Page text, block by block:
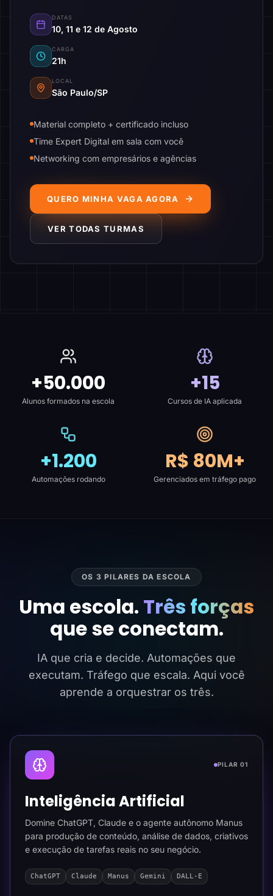
DATAS
10, 11 e 12 de Agosto
CARGA
21h
LOCAL
São Paulo/SP
Material completo + certificado incluso
Time Expert Digital em sala com você
Networking com empresários e agências
QUERO MINHA VAGA AGORA
VER TODAS TURMAS
+50.000
Alunos formados na escola
+15
Cursos de IA aplicada
+1.200
Automações rodando
R$ 80M+
Gerenciados em tráfego pago
OS 3 PILARES DA ESCOLA
Uma escola. Três forças
que se conectam.
IA que cria e decide. Automações que
executam. Tráfego que escala. Aqui você
aprende a orquestrar os três.
PILAR 01
Inteligência Artificial
Domine ChatGPT, Claude e o agente autônomo Manus
para produção de conteúdo, análise de dados, criativos
e execução de tarefas reais no seu negócio.
ChatGPT Claude Manus Gemini DALL-E